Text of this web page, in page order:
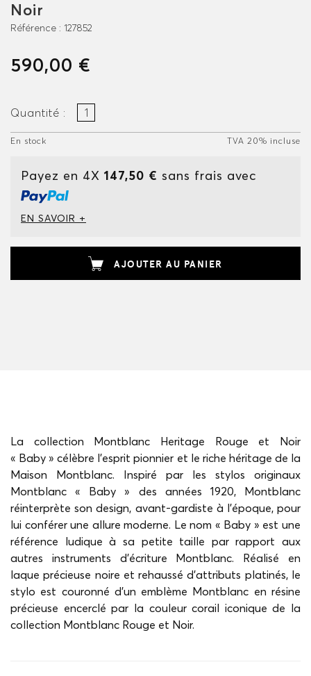
Noir
Référence : 127852
590,00 €
Quantité :
En stock TVA 20% incluse
Payez en 4X 147,50 € sans frais avec
EN SAVOIR +
AJOUTER AU PANIER
La collection Montblanc Heritage Rouge et Noir
« Baby » célèbre l’esprit pionnier et le riche héritage de la
Maison Montblanc. Inspiré par les stylos originaux
Montblanc « Baby » des années 1920, Montblanc
réinterprète son design, avant-gardiste à l’époque, pour
lui conférer une allure moderne. Le nom « Baby » est une
référence ludique à sa petite taille par rapport aux
autres instruments d’écriture Montblanc. Réalisé en
laque précieuse noire et rehaussé d’attributs platinés, le
stylo est couronné d’un emblème Montblanc en résine
précieuse encerclé par la couleur corail iconique de la
collection Montblanc Rouge et Noir.